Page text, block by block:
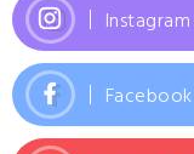
Instagram
Facebook